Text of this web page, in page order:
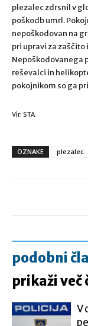
plezalec zdrsnil v
poškodb umrl.
nepoškodovan na
pri upravi za zaščito
Nepoškodovanega
reševalci in
pokojnikom so ga
Vir: STA
OZNAKE plezalec
podobni
prikaži več
V